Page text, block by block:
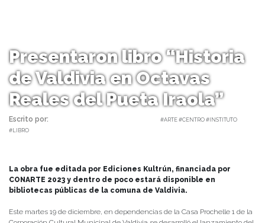
Presentaron libro “Historia
de Valdivia en Octavas
Reales del Pueta Iraola”
Escrito por:
#ARTE #CENTRO #INSTITUTO
#LIBRO
La obra fue editada por Ediciones Kultrún, financiada por
CONARTE 2023 y dentro de poco estará disponible en
bibliotecas públicas de la comuna de Valdivia.
Este martes 19 de diciembre, en dependencias de la Casa Prochelle 1 de la